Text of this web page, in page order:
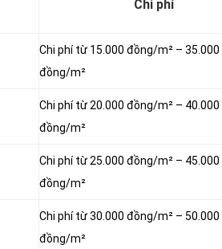
Chi phí
Chi phí từ 15.000 đồng/m² – 35.000
đồng/m²
Chi phí từ 20.000 đồng/m² – 40.000
đồng/m²
Chi phí từ 25.000 đồng/m² – 45.000
đồng/m²
Chi phí từ 30.000 đồng/m² – 50.000
đồng/m²